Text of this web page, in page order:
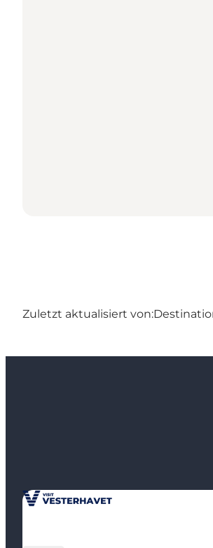
Zuletzt aktualisiert von: